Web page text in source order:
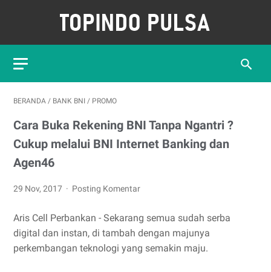
BERANDA / BANK BNI / PROMO
Cara Buka Rekening BNI Tanpa Ngantri ?
Cukup melalui BNI Internet Banking dan
Agen46
29 Nov, 2017 Posting Komentar
Aris Cell Perbankan - Sekarang semua sudah serba
digital dan instan, di tambah dengan majunya
perkembangan teknologi yang semakin maju.